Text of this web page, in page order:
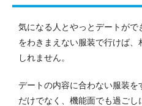
気になる人とやっとデートが
をわきまえない服装で行けば
しれません。
デートの内容に合わない服装を
だけでなく、機能面でも過ごし